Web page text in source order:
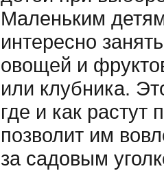
Маленьким
интересно
овощей и
или клубника.
где и как растут
позволит им
за садовым